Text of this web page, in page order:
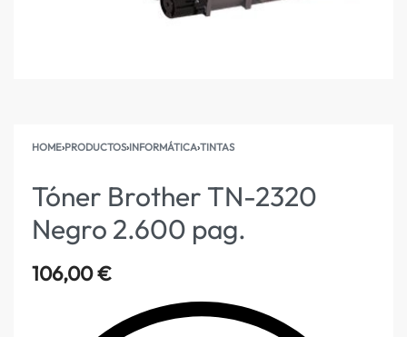
HOME›PRODUCTOS›INFORMÁTICA›TINTAS
Tóner Brother TN-2320
Negro 2.600 pag.
106,00€